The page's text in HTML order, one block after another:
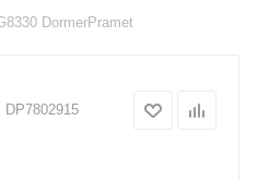
DormerPramet
DP7802915